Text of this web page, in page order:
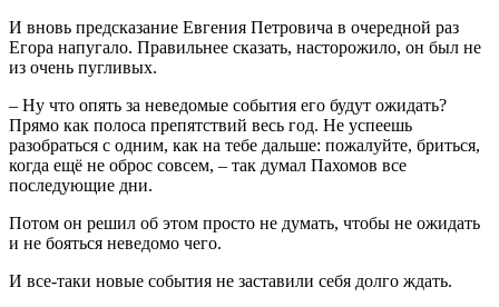
И вновь предсказание Евгения Петровича в очередной раз
Егора напугало. Правильнее сказать, насторожило, он был не
из очень пугливых.
– Ну что опять за неведомые события его будут ожидать?
Прямо как полоса препятствий весь год. Не успеешь
разобраться с одним, как на тебе дальше: пожалуйте, бриться,
когда ещё не оброс совсем, – так думал Пахомов все
последующие дни.
Потом он решил об этом просто не думать, чтобы не ожидать
и не бояться неведомо чего.
И все-таки новые события не заставили себя долго ждать.